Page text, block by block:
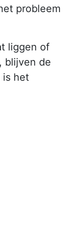
probleem
liggen of
blijven de
is het